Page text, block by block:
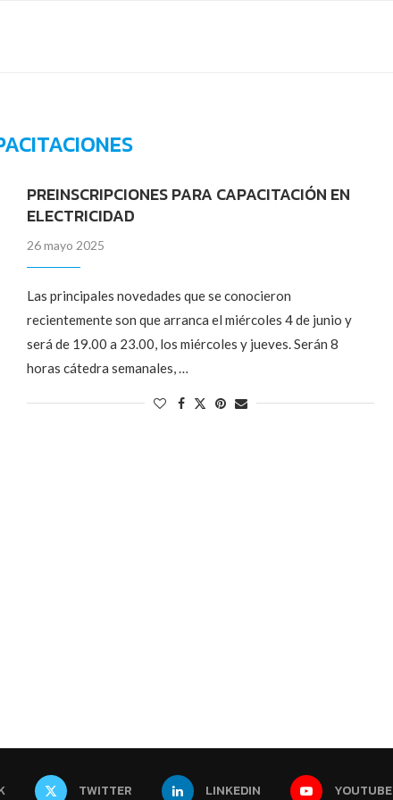
PREINSCRIPCIONES PARA CAPACITACIÓN EN
ELECTRICIDAD
26 mayo 2025
Las principales novedades que se conocieron
recientemente son que arranca el miércoles 4 de junio y
será de 19.00 a 23.00, los miércoles y jueves. Serán 8
horas cátedra semanales, …
TWITTER LINKEDIN YOUTUBE